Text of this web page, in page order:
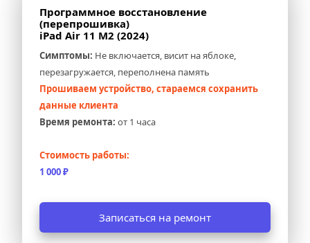
Программное восстановление
(перепрошивка)
iPad Air 11 M2 (2024)
Симптомы: Не включается, висит на яблоке,
перезагружается, переполнена память
Прошиваем устройство, стараемся сохранить
данные клиента
Время ремонта: от 1 часа
Стоимость работы:
1 000 ₽
Записаться на ремонт